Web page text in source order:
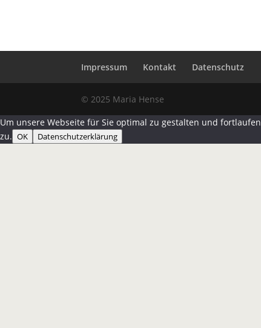
Impressum Kontakt Datenschutz
© 2025 Maria Hense
Um unsere Webseite für Sie optimal zu gestalten und
zu. OK Datenschutzerklärung